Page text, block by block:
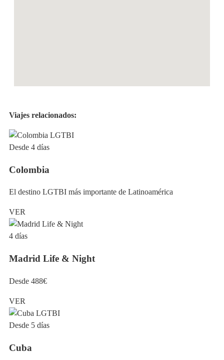
Viajes relacionados:
Desde 4 días
Colombia
El destino LGTBI más importante de Latinoamérica
VER
4 días
Madrid Life & Night
Desde 488€
VER
Desde 5 días
Cuba